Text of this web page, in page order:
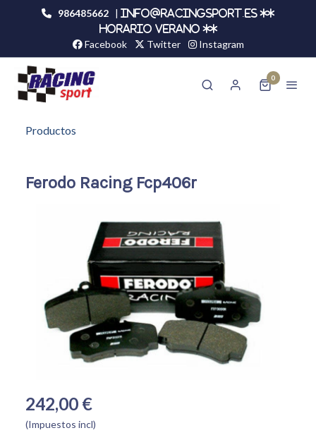
986485662 |
info@racingsport.es **
HORARIO VERANO **
Facebook Twitter Instagram
0
Productos
Ferodo Racing Fcp406r
242,00 €
(Impuestos incl)